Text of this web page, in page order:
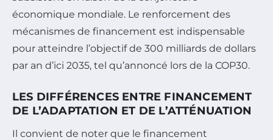
économique mondiale. Le renforcement des
mécanismes de financement est indispensable
pour atteindre l’objectif de 300 milliards de dollars
par an d’ici 2035, tel qu’annoncé lors de la COP30.
LES DIFFÉRENCES ENTRE FINANCEMENT
DE L’ADAPTATION ET DE L’ATTÉNUATION
Il convient de noter que le financement